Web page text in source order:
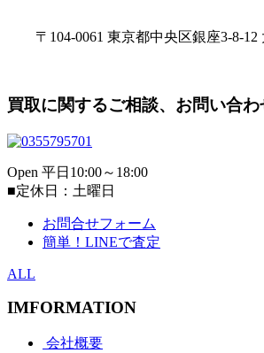
〒104-0061 東京都中央区銀座3-8-
買取に関するご相談、お問い合わ
Open 平日10:00～18:00
■定休日：土曜日
お問合せフォーム
簡単！LINEで査定
ALL
IMFORMATION
会社概要